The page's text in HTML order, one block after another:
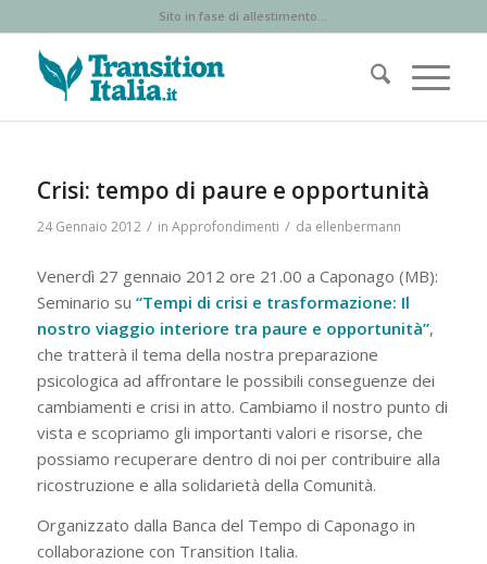
Sito in fase di allestimento...
Crisi: tempo di paure e opportunità
24 Gennaio 2012 / in Approfondimenti / da ellenbermann
Venerdì 27 gennaio 2012 ore 21.00 a Caponago (MB):
Seminario su “Tempi di crisi e trasformazione: Il
nostro viaggio interiore tra paure e opportunità”,
che tratterà il tema della nostra preparazione
psicologica ad affrontare le possibili conseguenze dei
cambiamenti e crisi in atto. Cambiamo il nostro punto di
vista e scopriamo gli importanti valori e risorse, che
possiamo recuperare dentro di noi per contribuire alla
ricostruzione e alla solidarietà della Comunità.
Organizzato dalla Banca del Tempo di Caponago in
collaborazione con Transition Italia.